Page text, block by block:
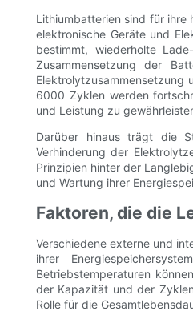
Lithiumbatterien sind für ihre
elektronische Geräte und
bestimmt, wiederholte
Zusammensetzung der
Elektrolytzusammensetzung
6000 Zyklen werden
und Leistung zu
Darüber hinaus trägt die
Verhinderung der
Prinzipien hinter der
und Wartung ihrer
Faktoren, die die
Verschiedene externe und
ihrer
Betriebstemperaturen
der Kapazität und der
Rolle für die